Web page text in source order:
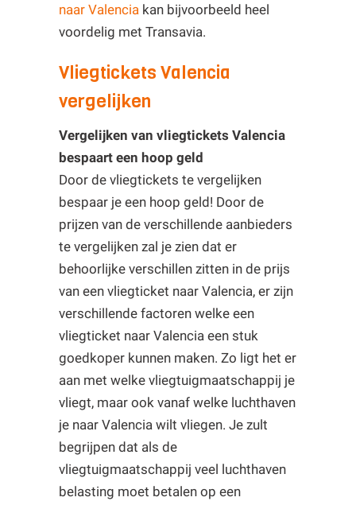
naar Valencia kan bijvoorbeeld heel
voordelig met Transavia.
Vliegtickets Valencia
vergelijken
Vergelijken van vliegtickets Valencia
bespaart een hoop geld
Door de vliegtickets te vergelijken
bespaar je een hoop geld! Door de
prijzen van de verschillende aanbieders
te vergelijken zal je zien dat er
behoorlijke verschillen zitten in de prijs
van een vliegticket naar Valencia, er zijn
verschillende factoren welke een
vliegticket naar Valencia een stuk
goedkoper kunnen maken. Zo ligt het er
aan met welke vliegtuigmaatschappij je
vliegt, maar ook vanaf welke luchthaven
je naar Valencia wilt vliegen. Je zult
begrijpen dat als de
vliegtuigmaatschappij veel luchthaven
belasting moet betalen op een